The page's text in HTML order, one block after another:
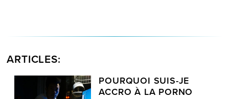
ARTICLES:
POURQUOI SUIS-JE
ACCRO À LA PORNO